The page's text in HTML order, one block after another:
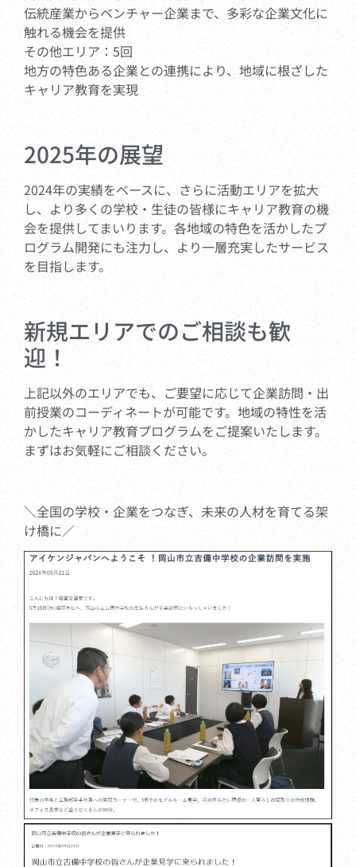
伝統産業からベンチャー企業まで、多彩な企業文化に
触れる機会を提供
その他エリア：5回
地方の特色ある企業との連携により、地域に根ざした
キャリア教育を実現
2025年の展望
2024年の実績をベースに、さらに活動エリアを拡大
し、より多くの学校・生徒の皆様にキャリア教育の機
会を提供してまいります。各地域の特色を活かしたプ
ログラム開発にも注力し、より一層充実したサービス
を目指します。
新規エリアでのご相談も歓
迎！
上記以外のエリアでも、ご要望に応じて企業訪問・出
前授業のコーディネートが可能です。地域の特性を活
かしたキャリア教育プログラムをご提案いたします。
まずはお気軽にご相談ください。
＼全国の学校・企業をつなぎ、未来の人材を育てる架
け橋に／